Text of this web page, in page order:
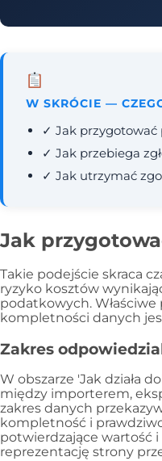
W SKRÓCIE —
✓ Jak przygotować
✓ Jak przebiega
✓ Jak utrzymać
Jak
Takie podejście skraca
ryzyko kosztów
podatkowych.
kompletności danych
Zakres
W obszarze 'Jak działa
między importerem,
zakres danych
kompletność i
potwierdzające wartość i
reprezentację strony